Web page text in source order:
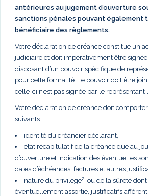
antérieures au jugement d’ouverture
sanctions pénales pouvant également
bénéficiaire des règlements.
Votre déclaration de créance constitue un
judiciaire et doit impérativement être
disposant d’un pouvoir spécifique de
pour cette formalité ; le pouvoir doit être
celle-ci n’est pas signée par le représentant
Votre déclaration de créance doit
suivants :
identité du créancier déclarant,
état récapitulatif de la créance due au
d’ouverture et indication des éventuelles
dates d’échéances, factures et autres
nature du privilège² ou de la sûreté
éventuellement assortie, justificatifs